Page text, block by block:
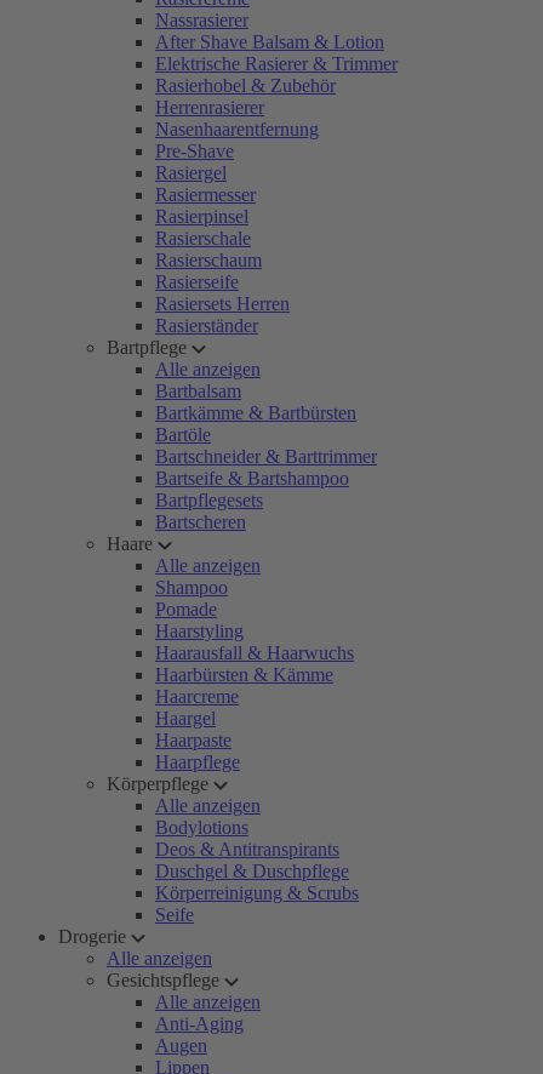
Nassrasierer
After Shave Balsam & Lotion
Elektrische Rasierer & Trimmer
Rasierhobel & Zubehör
Herrenrasierer
Nasenhaarentfernung
Pre-Shave
Rasiergel
Rasiermesser
Rasierpinsel
Rasierschale
Rasierschaum
Rasierseife
Rasiersets Herren
Rasierständer
Bartpflege
Alle anzeigen
Bartbalsam
Bartkämme & Bartbürsten
Bartöle
Bartschneider & Barttrimmer
Bartseife & Bartshampoo
Bartpflegesets
Bartscheren
Haare
Alle anzeigen
Shampoo
Pomade
Haarstyling
Haarausfall & Haarwuchs
Haarbürsten & Kämme
Haarcreme
Haargel
Haarpaste
Haarpflege
Körperpflege
Alle anzeigen
Bodylotions
Deos & Antitranspirants
Duschgel & Duschpflege
Körperreinigung & Scrubs
Seife
Drogerie
Alle anzeigen
Gesichtspflege
Alle anzeigen
Anti-Aging
Augen
Lippen